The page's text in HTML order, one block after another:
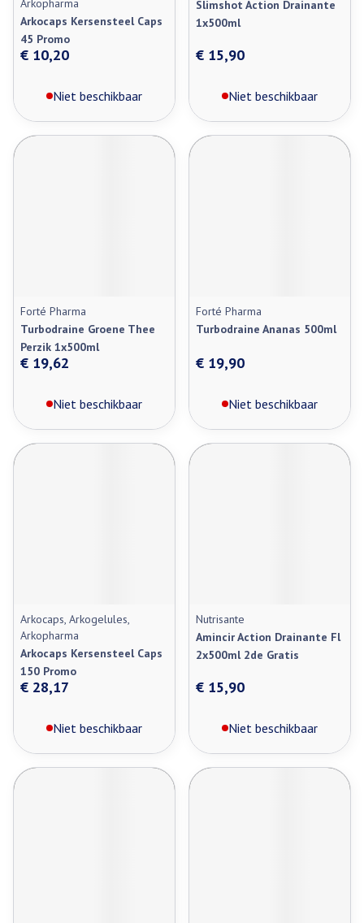
Arkopharma
Arkocaps Kersensteel Caps
45 Promo
€ 10,20
Niet beschikbaar
Slimshot Action Drainante
1x500ml
€ 15,90
Niet beschikbaar
Forté Pharma
Turbodraine Groene Thee
Perzik 1x500ml
€ 19,62
Niet beschikbaar
Forté Pharma
Turbodraine Ananas 500ml
€ 19,90
Niet beschikbaar
Arkocaps, Arkogelules,
Arkopharma
Arkocaps Kersensteel Caps
150 Promo
€ 28,17
Niet beschikbaar
Nutrisante
Amincir Action Drainante Fl
2x500ml 2de Gratis
€ 15,90
Niet beschikbaar